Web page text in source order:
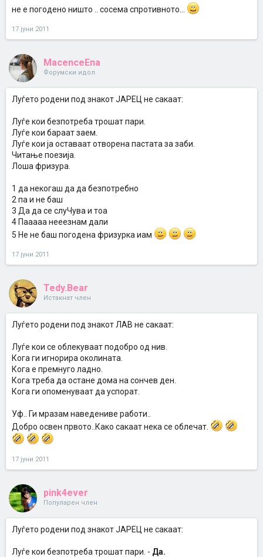
не е погодено ништо .. сосема спротивното...
17 јуни 2011
MacenceEna
Форумски идол
Луѓето родени под знакот ЈАРЕЦ не сакаат:
Луѓе кои безпотреба трошат пари.
Луѓе кои бараат заем.
Луѓе кои ја оставаат отворена пастата за заби.
Читање поезија.
Лоша фризура.
1 да некогаш да да безпотребно
2 па и не баш
3 Да да се слуЧува и тоа
4 Пааааа нееезнам дали
5 Не не баш погодена фризурка иам
17 јуни 2011
Tedy.Bear
Истакнат член
Луѓето родени под знакот ЛАВ не сакаат:
Луѓе кои се облекуваат подобро од нив.
Кога ги игнорира околината.
Кога е премнуго ладно.
Кога треба да остане дома на сончев ден.
Кога ги опоменуваат да успорат.
Уф.. Ги мразам наведениве работи..
Добро освен првото..Како сакаат нека се облечат.
17 јуни 2011
pink4ever
Популарен член
Луѓето родени под знакот ЈАРЕЦ не сакаат:
Луѓе кои безпотреба трошат пари. - Да.